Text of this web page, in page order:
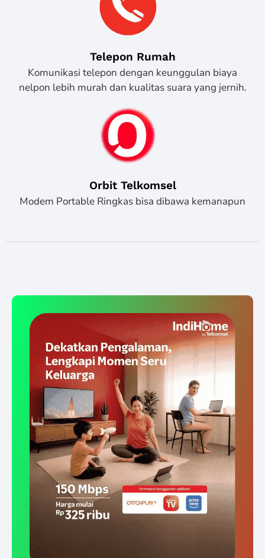
Telepon Rumah
Komunikasi telepon dengan keunggulan biaya
nelpon lebih murah dan kualitas suara yang jernih.
Orbit Telkomsel
Modem Portable Ringkas bisa dibawa kemanapun